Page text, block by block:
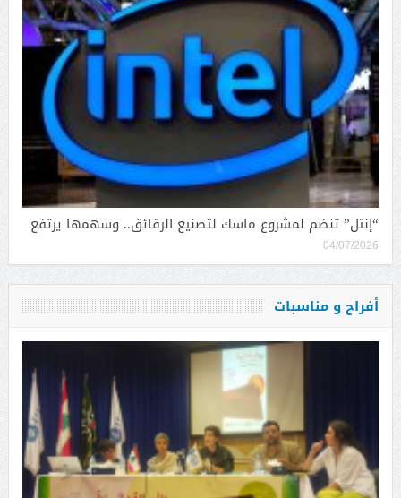
“إنتل” تنضم لمشروع ماسك لتصنيع الرقائق.. وسهمها يرتفع
04/07/2026
أفراح و مناسبات